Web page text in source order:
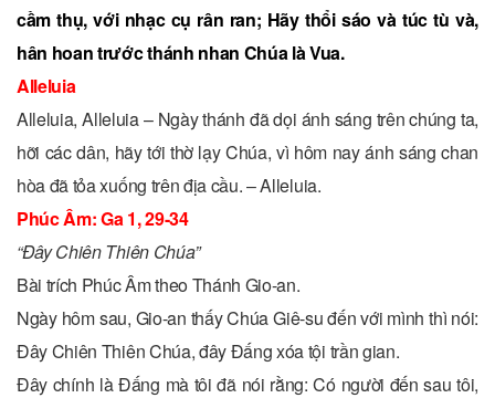
cầm thụ, với nhạc cụ rân ran; Hãy thổi sáo và túc tù và,
hân hoan trước thánh nhan Chúa là Vua.
Alleluia
Alleluia, Alleluia – Ngày thánh đã dọi ánh sáng trên chúng ta,
hỡi các dân, hãy tới thờ lạy Chúa, vì hôm nay ánh sáng chan
hòa đã tỏa xuống trên địa cầu. – Alleluia.
Phúc Âm: Ga 1, 29-34
“Ðây Chiên Thiên Chúa”
Bài trích Phúc Âm theo Thánh Gio-an.
Ngày hôm sau, Gio-an thấy Chúa Giê-su đến với mình thì nói:
Ðây Chiên Thiên Chúa, đây Ðấng xóa tội trần gian.
Ðây chính là Ðấng mà tôi đã nói rằng: Có người đến sau tôi,